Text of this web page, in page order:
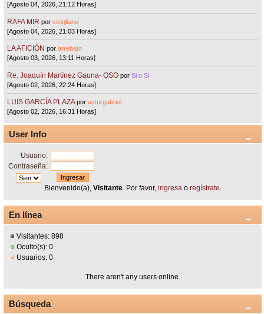
[Agosto 04, 2026, 21:12 Horas]
RAFA MIR porsivigliano
[Agosto 04, 2026, 21:03 Horas]
LA AFICIÓN porarrebato
[Agosto 03, 2026, 13:11 Horas]
Re: Joaquín Martínez Gauna- OSO porSi o Si
[Agosto 02, 2026, 22:24 Horas]
LUIS GARCÍA PLAZA porasturgabriel
[Agosto 02, 2026, 16:31 Horas]
User Info
Usuario:
Contraseña:
Bienvenido(a), Visitante. Por favor, ingresao regístrate.
En línea
Visitantes: 898
Oculto(s): 0
Usuarios: 0
There aren't any users online.
Búsqueda